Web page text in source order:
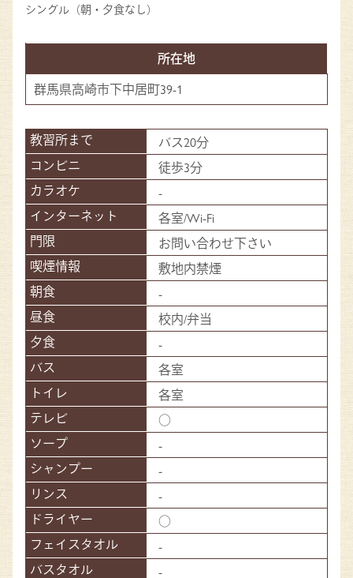
シングル（朝・夕食なし）
所在地
群馬県高崎市下中居町39-1
バス20分
徒歩3分
-
各室/Wi-Fi
お問い合わせ下さい
敷地内禁煙
-
校内/弁当
-
各室
各室
○
-
-
-
○
-
-